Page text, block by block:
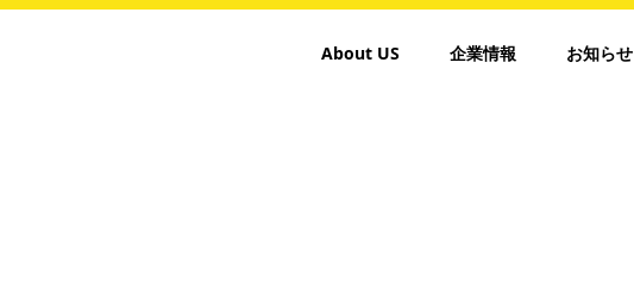
About US 企業情報 お知らせ